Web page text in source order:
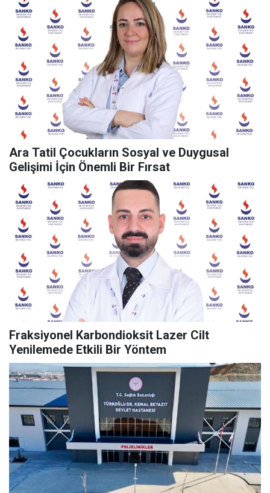
Ara Tatil Çocukların Sosyal ve Duygusal
Gelişimi İçin Önemli Bir Fırsat
Fraksiyonel Karbondioksit Lazer Cilt
Yenilemede Etkili Bir Yöntem